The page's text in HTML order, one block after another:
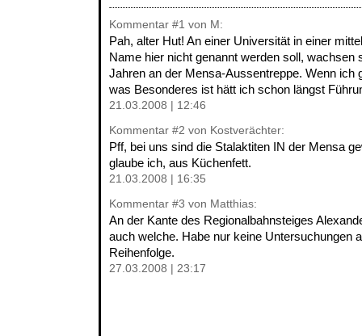
Kommentar #1 von M:
Pah, alter Hut! An einer Universität in einer
Name hier nicht genannt werden soll, wachsen
Jahren an der Mensa-Aussentreppe. Wenn ich
was Besonderes ist hätt ich schon längst
21.03.2008 | 12:46
Kommentar #2 von Kostverächter:
Pff, bei uns sind die Stalaktiten IN der Mensa
glaube ich, aus Küchenfett.
21.03.2008 | 16:35
Kommentar #3 von Matthias:
An der Kante des Regionalbahnsteiges
auch welche. Habe nur keine Untersuchungen
Reihenfolge.
27.03.2008 | 23:17